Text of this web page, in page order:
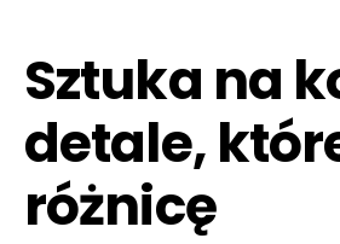
Sztuka na
detale,
różnicę